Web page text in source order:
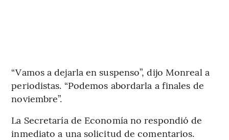
“Vamos a dejarla en suspenso”, dijo Monreal a
periodistas. “Podemos abordarla a finales de
noviembre”.
La Secretaría de Economía no respondió de
inmediato a una solicitud de comentarios.